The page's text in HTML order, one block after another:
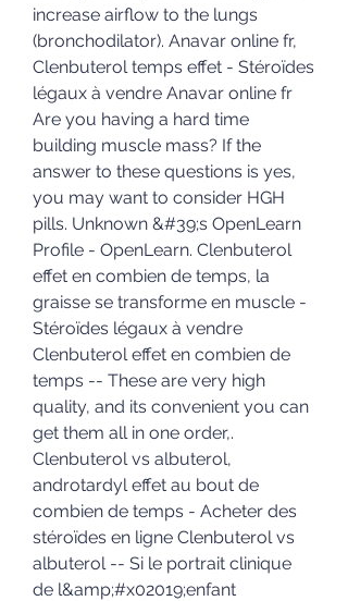
increase airflow to the lungs
(bronchodilator). Anavar online fr,
Clenbuterol temps effet - Stéroïdes
légaux à vendre Anavar online fr
Are you having a hard time
building muscle mass? If the
answer to these questions is yes,
you may want to consider HGH
pills. Unknown &#39;s OpenLearn
Profile - OpenLearn. Clenbuterol
effet en combien de temps, la
graisse se transforme en muscle -
Stéroïdes légaux à vendre
Clenbuterol effet en combien de
temps -- These are very high
quality, and its convenient you can
get them all in one order,.
Clenbuterol vs albuterol,
androtardyl effet au bout de
combien de temps - Acheter des
stéroïdes en ligne Clenbuterol vs
albuterol -- Si le portrait clinique
de l&amp;#x02019;enfant